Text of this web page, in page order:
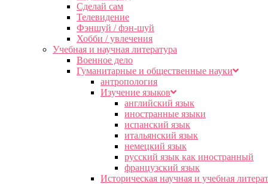
Сделай сам
Телевидение
Фэншуй / фэн-шуй
Хобби / увлечения
Учебная и научная литература
Военное дело
Гуманитарные и общественные науки
антропология
Изучение языков
английский язык
иностранные языки
испанский язык
итальянский язык
немецкий язык
русский язык как иностранный
французский язык
Историческая научная и учебная